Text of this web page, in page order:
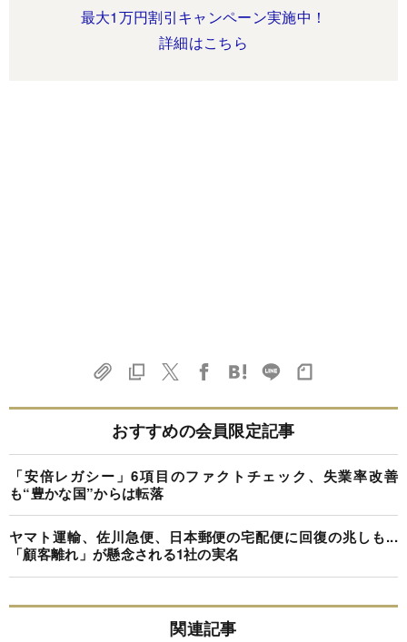
最大1万円割引キャンペーン実施中！
詳細はこちら
おすすめの会員限定記事
「安倍レガシー」6項目のファクトチェック、失業率改善
も“豊かな国”からは転落
ヤマト運輸、佐川急便、日本郵便の宅配便に回復の兆しも...
「顧客離れ」が懸念される1社の実名
関連記事